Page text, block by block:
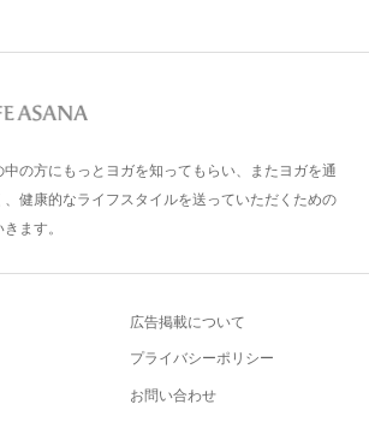
中の方にもっとヨガを知ってもらい、またヨガを通
、健康的なライフスタイルを送っていただくための
ます。
広告掲載について
プライバシーポリシー
お問い合わせ